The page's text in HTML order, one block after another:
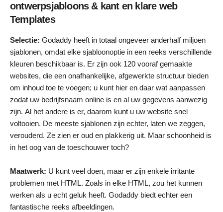
ontwerpsjabloons & kant en klare web
Templates
Selectie: Godaddy heeft in totaal ongeveer anderhalf miljoen
sjablonen, omdat elke sjabloonoptie in een reeks verschillende
kleuren beschikbaar is. Er zijn ook 120 vooraf gemaakte
websites, die een onafhankelijke, afgewerkte structuur bieden
om inhoud toe te voegen; u kunt hier en daar wat aanpassen
zodat uw bedrijfsnaam online is en al uw gegevens aanwezig
zijn. Al het andere is er, daarom kunt u uw website snel
voltooien. De meeste sjablonen zijn echter, laten we zeggen,
verouderd. Ze zien er oud en plakkerig uit. Maar schoonheid is
in het oog van de toeschouwer toch?
Maatwerk: U kunt veel doen, maar er zijn enkele irritante
problemen met HTML. Zoals in elke HTML, zou het kunnen
werken als u echt geluk heeft. Godaddy biedt echter een
fantastische reeks afbeeldingen.